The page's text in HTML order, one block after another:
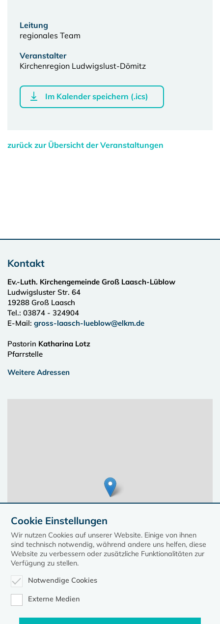
Leitung
regionales Team
Veranstalter
Kirchenregion Ludwigslust-Dömitz
Im Kalender speichern (.ics)
zurück zur Übersicht der Veranstaltungen
Kontakt
Ev.-Luth. Kirchengemeinde Groß Laasch-Lüblow
Ludwigsluster Str. 64
19288 Groß Laasch
Tel.: 03874 - 324904
E-Mail: gross-laasch-lueblow@elkm.de
Pastorin Katharina Lotz
Pfarrstelle
Weitere Adressen
Cookie Einstellungen
Wir nutzen Cookies auf unserer Website. Einige von ihnen
sind technisch notwendig, während andere uns helfen, diese
Website zu verbessern oder zusätzliche Funktionalitäten zur
Verfügung zu stellen.
Notwendige Cookies
Externe Medien